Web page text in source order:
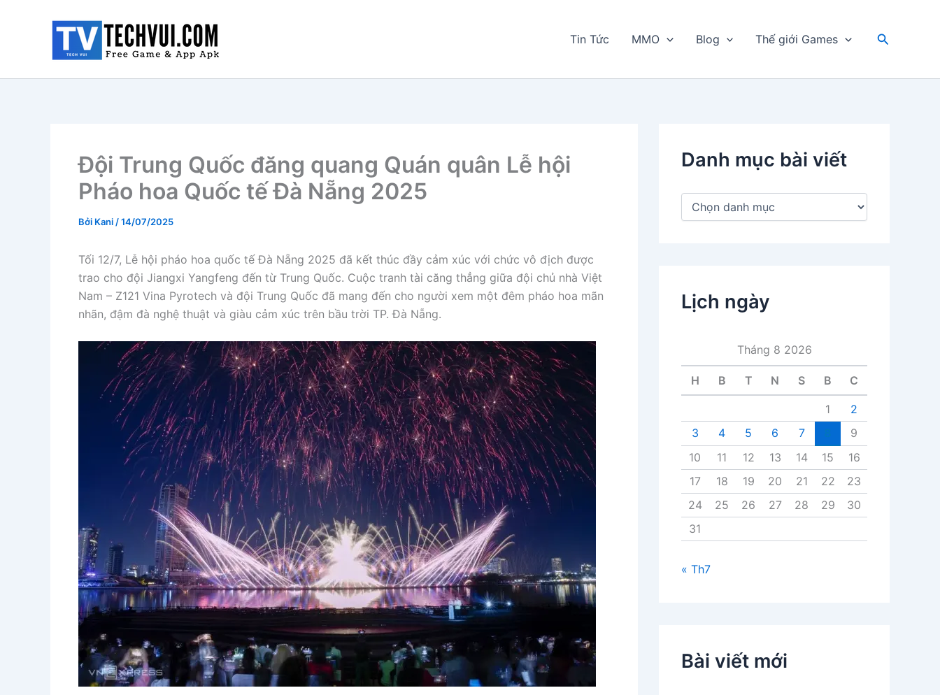
Tin Tức MMO Blog Thế giới Games
Tìm
Đội Trung Quốc đăng quang Quán quân Lễ hội
Pháo hoa Quốc tế Đà Nẵng 2025
Bởi Kani /14/07/2025
Tối 12/7, Lễ hội pháo hoa quốc tế Đà Nẵng 2025 đã kết thúc đầy cảm xúc với chức vô địch được
trao cho đội Jiangxi Yangfeng đến từ Trung Quốc. Cuộc tranh tài căng thẳng giữa đội chủ nhà Việt
Nam – Z121 Vina Pyrotech và đội Trung Quốc đã mang đến cho người xem một đêm pháo hoa mãn
nhãn, đậm đà nghệ thuật và giàu cảm xúc trên bầu trời TP. Đà Nẵng.
Danh mục bài viết
D
b
à
ế
Lịch ngày
Tháng 8 2026
H B T N S B C
1
2
3
4 5 6 7
9
10
11 12 13 14 15
16
17
18 19 20 21 22
23
24
25 26 27 28 29
30
31
« Th7
Bài viết mới